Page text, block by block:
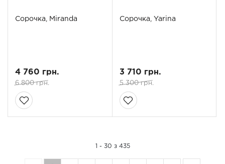
Сорочка, Miranda
4 760 грн.
6 800 грн.
Сорочка, Yarina
3 710 грн.
5 300 грн.
1 - 30 з 435